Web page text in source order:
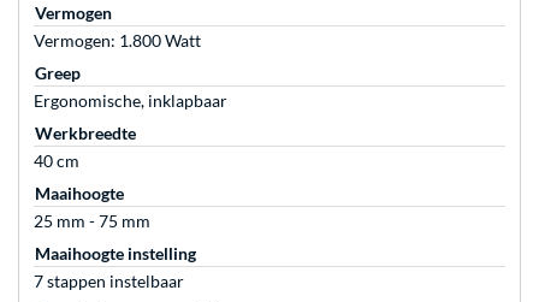
Vermogen
Vermogen: 1.800 Watt
Greep
Ergonomische, inklapbaar
Werkbreedte
40 cm
Maaihoogte
25 mm - 75 mm
Maaihoogte instelling
7 stappen instelbaar